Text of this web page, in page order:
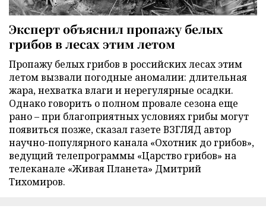
Эксперт объяснил пропажу белых
грибов в лесах этим летом
Пропажу белых грибов в российских лесах этим
летом вызвали погодные аномалии: длительная
жара, нехватка влаги и нерегулярные осадки.
Однако говорить о полном провале сезона еще
рано – при благоприятных условиях грибы могут
появиться позже, сказал газете ВЗГЛЯД автор
научно-популярного канала «Охотник до грибов»,
ведущий телепрограммы «Царство грибов» на
телеканале «Живая Планета» Дмитрий
Тихомиров.